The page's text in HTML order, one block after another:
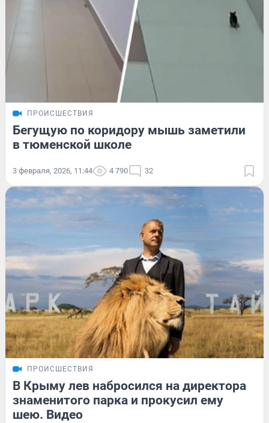
ПРОИСШЕСТВИЯ
Бегущую по коридору мышь заметили
в тюменской школе
3 февраля, 2026, 11:44 4 790 32
ПРОИСШЕСТВИЯ
В Крыму лев набросился на директора
знаменитого парка и прокусил ему
шею. Видео